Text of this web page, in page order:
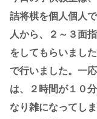
詰将棋を個人個人
人から、２～３面
をしてもらいまし
で行いました。一
は、２時間が１０
なり雑になってし